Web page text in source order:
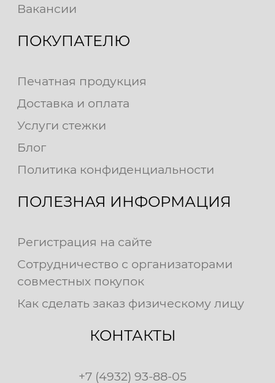
Вакансии
ПОКУПАТЕЛЮ
Печатная продукция
Доставка и оплата
Услуги стежки
Блог
Политика конфиденциальности
ПОЛЕЗНАЯ ИНФОРМАЦИЯ
Регистрация на сайте
Сотрудничество с организаторами
совместных покупок
Как сделать заказ физическому лицу
КОНТАКТЫ
+7 (4932) 93-88-05